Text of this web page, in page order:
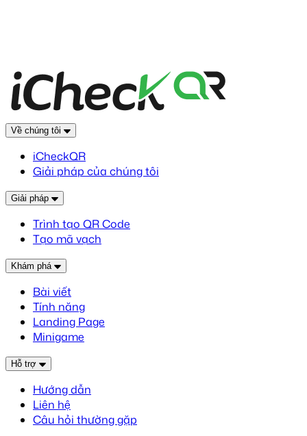
Về chúng tôi
iCheckQR
Giải pháp của chúng tôi
Giải pháp
Trình tạo QR Code
Tạo mã vạch
Khám phá
Bài viết
Tính năng
Landing Page
Minigame
Hỗ trợ
Hướng dẫn
Liên hệ
Câu hỏi thường gặp